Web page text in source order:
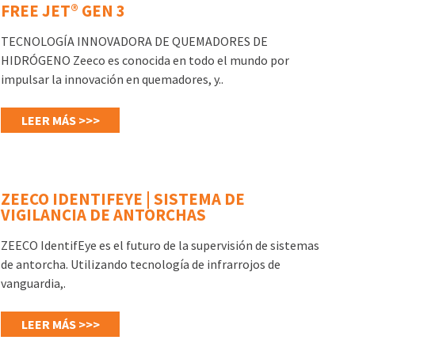
FREE JET® GEN 3
TECNOLOGÍA INNOVADORA DE QUEMADORES DE
HIDRÓGENO Zeeco es conocida en todo el mundo por
impulsar la innovación en quemadores, y..
LEER MÁS >>>
ZEECO IDENTIFEYE | SISTEMA DE
VIGILANCIA DE ANTORCHAS
ZEECO IdentifEye es el futuro de la supervisión de sistemas
de antorcha. Utilizando tecnología de infrarrojos de
vanguardia,.
LEER MÁS >>>